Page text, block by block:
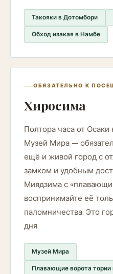
Такояки в Дотомбори
Обход изакая в Намбе
ОБЯЗАТЕЛЬНО К
Хиросима
Полтора часа от Осаки
Музей Мира —
ещё и живой город с
замком и удобным
Миядзима с
воспринимайте её
паломничества. Это
дня.
Музей Мира
Плавающие ворота